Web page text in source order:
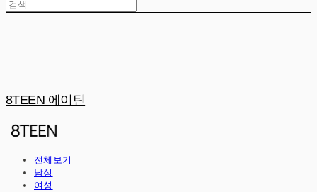
8TEEN 에이틴
전체보기
남성
여성